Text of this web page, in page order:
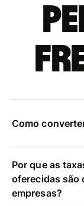
Como
Por que as
oferecidas são
empresas?